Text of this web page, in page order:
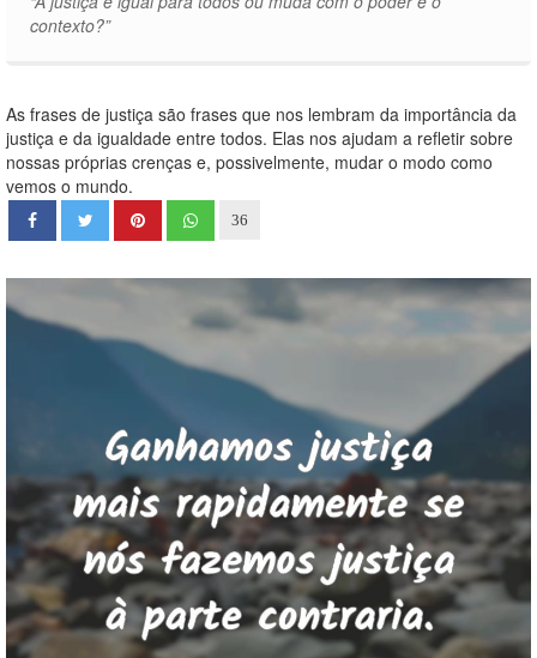
contexto?”
As frases de justiça são frases que nos lembram da importância da
justiça e da igualdade entre todos. Elas nos ajudam a refletir sobre
nossas próprias crenças e, possivelmente, mudar o modo como
vemos o mundo.
36